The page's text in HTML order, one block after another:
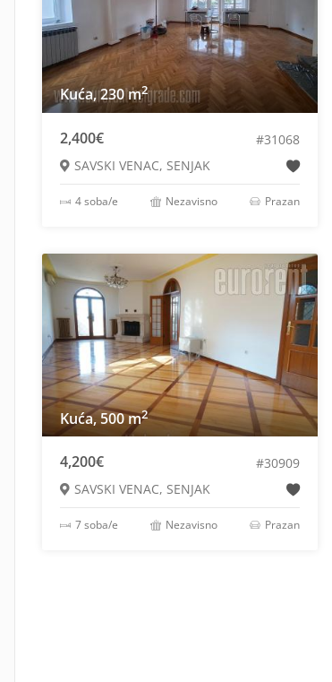
Kuća, 230 m2
2,400€
#31068
SAVSKI VENAC, SENJAK
4 soba/e Nezavisno Prazan
Kuća, 500 m2
4,200€
#30909
SAVSKI VENAC, SENJAK
7 soba/e Nezavisno Prazan